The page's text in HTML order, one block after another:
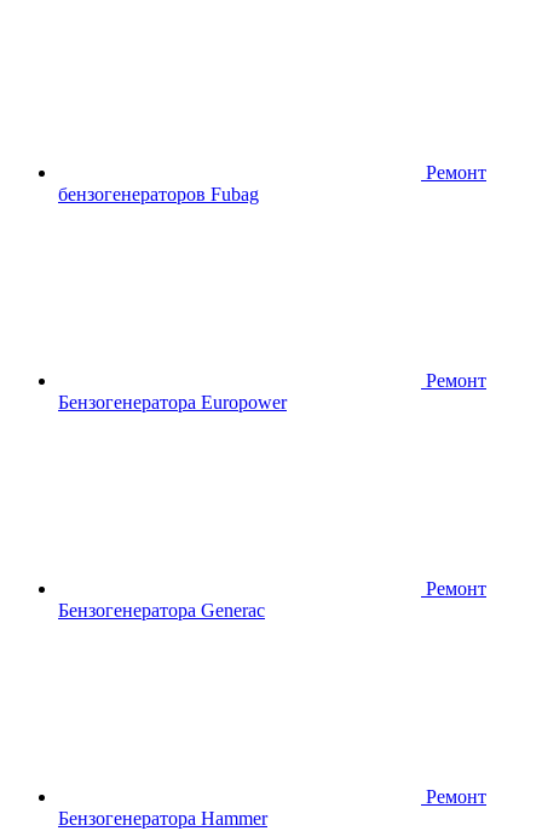
Ремонт
бензогенераторов Fubag
Ремонт
Бензогенератора Europower
Ремонт
Бензогенератора Generac
Ремонт
Бензогенератора Hammer